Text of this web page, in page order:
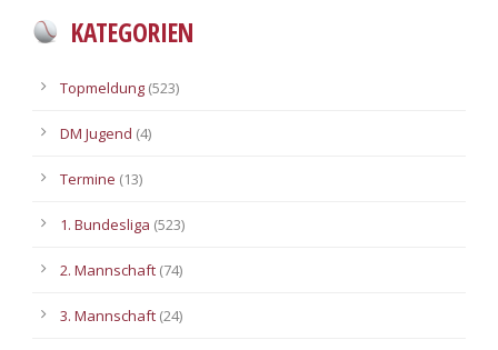
KATEGORIEN
Topmeldung (523)
DM Jugend (4)
Termine (13)
1. Bundesliga (523)
2. Mannschaft (74)
3. Mannschaft (24)